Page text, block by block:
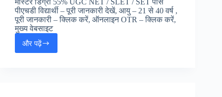
मास्टर डिग्री 55% UGC NET / SLET / SET पास
पीएचडी विद्यार्थी – पूरी जानकारी देखें, आयु – 21 से 40 वर्ष ,
पूरी जानकारी – क्लिक करें, ऑनलाइन OTR – क्लिक करें,
मुख्य वेबसाइट
और पढ़ेंRPSC